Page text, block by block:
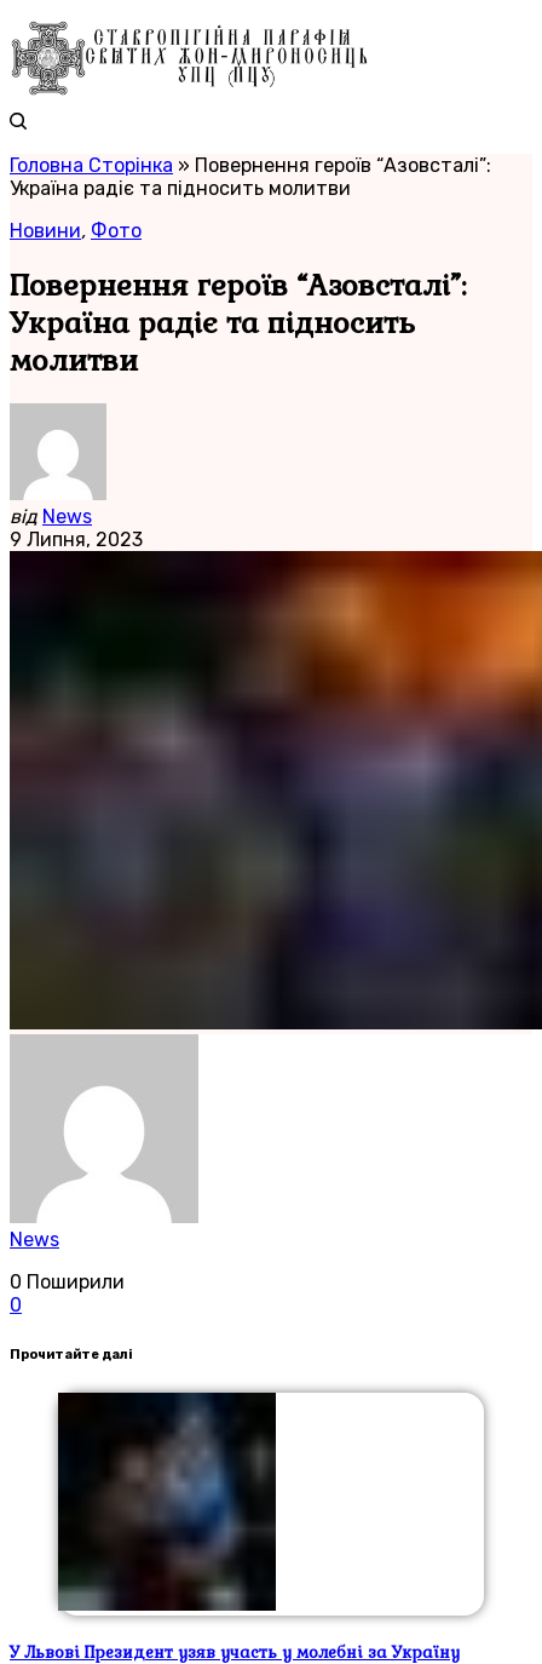
Головна Сторінка » Повернення героїв “Азовсталі”:
Україна радіє та підносить молитви
Новини, Фото
Повернення героїв “Азовсталі”:
Україна радіє та підносить
молитви
від News
9 Липня, 2023
News
0 Поширили
0
Прочитайте далі
У Львові Президент узяв участь у молебні за Україну